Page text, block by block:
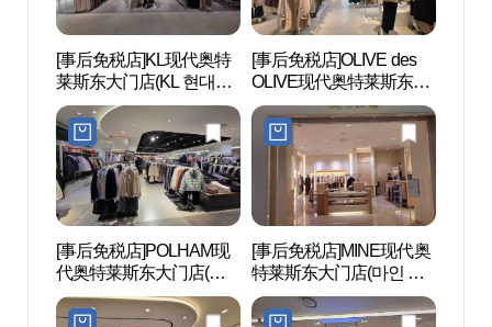
[事后免税店]KL现代奥特
莱斯东大门店(KL 현대아
울렛 동대문점)
[事后免税店]OLIVE des
OLIVE现代奥特莱斯东大
门店(올리브데올리브 현
대아울렛 동대문점)
[事后免税店]POLHAM现
代奥特莱斯东大门店(폴
햄 현대아울렛 동대문점)
[事后免税店]MINE现代奥
特莱斯东大门店(마인 현
대아울렛 동대문점)